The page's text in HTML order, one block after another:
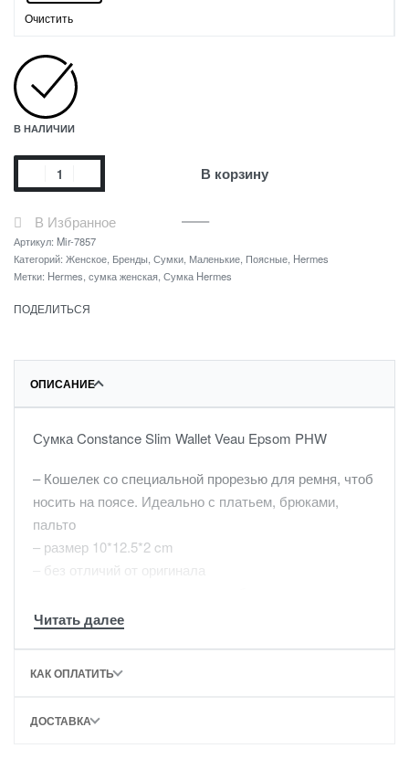
Очистить
В НАЛИЧИИ
В корзину
В Избранное
Артикул: Mir-7857
Категорий: Женское, Бренды, Сумки, Маленькие, Поясные, Hermes
Метки: Hermes, сумка женская, Сумка Hermes
ПОДЕЛИТЬСЯ
ОПИСАНИЕ
Сумка Constance Slim Wallet Veau Epsom PHW
– Кошелек со специальной прорезью для ремня, чтоб
носить на поясе. Идеально с платьем, брюками,
пальто
– размер 10*12.5*2 cm
– без отличий от оригинала
КАК ОПЛАТИТЬ
ДОСТАВКА